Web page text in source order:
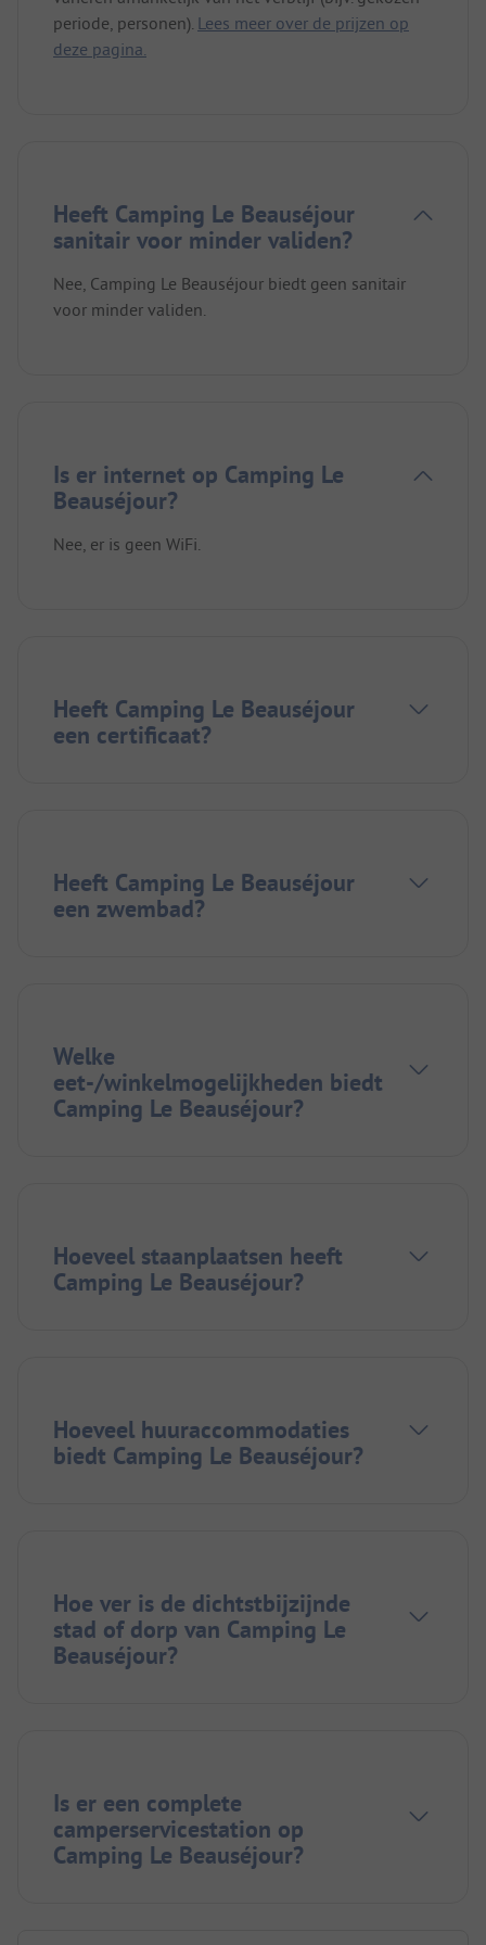
periode, personen). Lees meer over de prijzen op
deze pagina.
Heeft Camping Le Beauséjour
sanitair voor minder validen?
Nee, Camping Le Beauséjour biedt geen sanitair
voor minder validen.
Is er internet op Camping Le
Beauséjour?
Nee, er is geen WiFi.
Heeft Camping Le Beauséjour
een certificaat?
Heeft Camping Le Beauséjour
een zwembad?
Welke
eet-/winkelmogelijkheden biedt
Camping Le Beauséjour?
Hoeveel staanplaatsen heeft
Camping Le Beauséjour?
Hoeveel huuraccommodaties
biedt Camping Le Beauséjour?
Hoe ver is de dichtstbijzijnde
stad of dorp van Camping Le
Beauséjour?
Is er een complete
camperservicestation op
Camping Le Beauséjour?